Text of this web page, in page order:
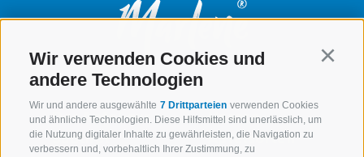
Wir verwenden Cookies und
andere Technologien
Wir und andere ausgewählte 7 Drittparteien verwenden Cookies
und ähnliche Technologien. Diese Hilfsmittel sind unerlässlich, um
die Nutzung digitaler Inhalte zu gewährleisten, die Navigation zu
verbessern und, vorbehaltlich Ihrer Zustimmung, zu
Der Apfel aus
Südtirol
Unsere
Apfelsorten